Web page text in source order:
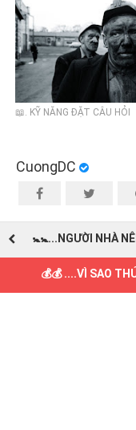
CHÓ NHỚ TỚI ANH
📖. KỸ NĂNG ĐẶT CÂU HỎI
CuongDC
🚼🚼...NGƯỜI NHÀ
💰💰 ....VÌ SAO